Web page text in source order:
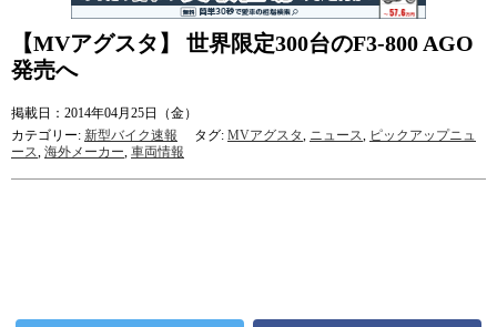
【MVアグスタ】 世界限定300台のF3-800 AGO
発売へ
掲載日：2014年04月25日（金）
カテゴリー: 新型バイク速報 タグ: MVアグスタ, ニュース, ピックアップニュ
ース, 海外メーカー, 車両情報